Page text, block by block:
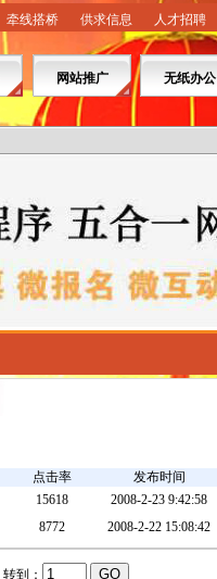
牵线搭桥 供求信息 人才招聘
网站推广 无纸办公
点击率 发布时间
15618 2008-2-23 9:42:58
8772 2008-2-22 15:08:42
转到：